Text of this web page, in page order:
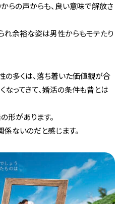
らの声からも、良い意味で解放さ
れ余裕な姿は男性からもモテたり
の多くは、落ち着いた価値観が合
なってきて、婚活の条件も昔とは
形があります。
ないのだと感じます。